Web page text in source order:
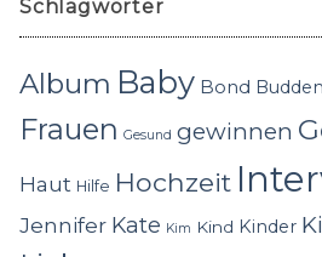
Schlagwörter
Album Baby Bond
Frauen Gesund gewinnen
Haut Hilfe Hochzeit
Jennifer Kate Kim Kind Kinder